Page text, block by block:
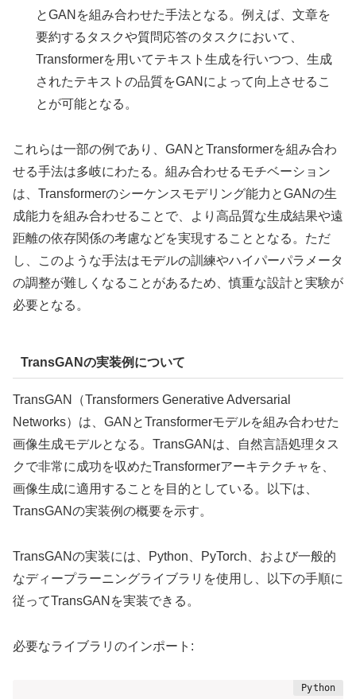
とGANを組み合わせた手法となる。例えば、文章を
要約するタスクや質問応答のタスクにおいて、
Transformerを用いてテキスト生成を行いつつ、生成
されたテキストの品質をGANによって向上させるこ
とが可能となる。
これらは一部の例であり、GANとTransformerを組み合わ
せる手法は多岐にわたる。組み合わせるモチベーション
は、Transformerのシーケンスモデリング能力とGANの生
成能力を組み合わせることで、より高品質な生成結果や遠
距離の依存関係の考慮などを実現することとなる。ただ
し、このような手法はモデルの訓練やハイパーパラメータ
の調整が難しくなることがあるため、慎重な設計と実験が
必要となる。
TransGANの実装例について
TransGAN（Transformers Generative Adversarial
Networks）は、GANとTransformerモデルを組み合わせた
画像生成モデルとなる。TransGANは、自然言語処理タス
クで非常に成功を収めたTransformerアーキテクチャを、
画像生成に適用することを目的としている。以下は、
TransGANの実装例の概要を示す。
TransGANの実装には、Python、PyTorch、および一般的
なディープラーニングライブラリを使用し、以下の手順に
従ってTransGANを実装できる。
必要なライブラリのインポート: